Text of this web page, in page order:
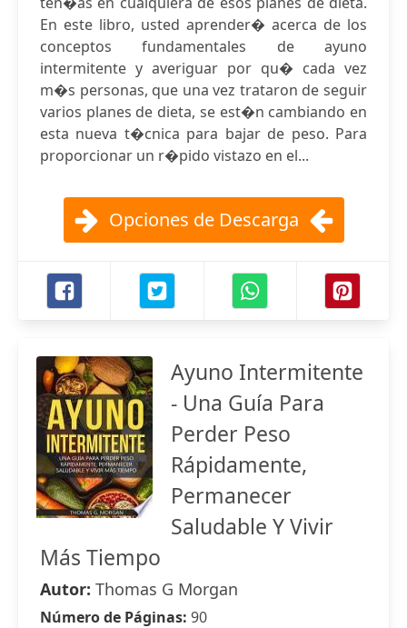
En este libro, usted aprender� acerca de los
conceptos fundamentales de ayuno
intermitente y averiguar por qu� cada vez
m�s personas, que una vez trataron de seguir
varios planes de dieta, se est�n cambiando en
esta nueva t�cnica para bajar de peso. Para
proporcionar un r�pido vistazo en el...
Opciones de Descarga
Ayuno Intermitente
- Una Guía Para
Perder Peso
Rápidamente,
Permanecer
Saludable Y Vivir
Más Tiempo
Autor: Thomas G Morgan
Número de Páginas: 90